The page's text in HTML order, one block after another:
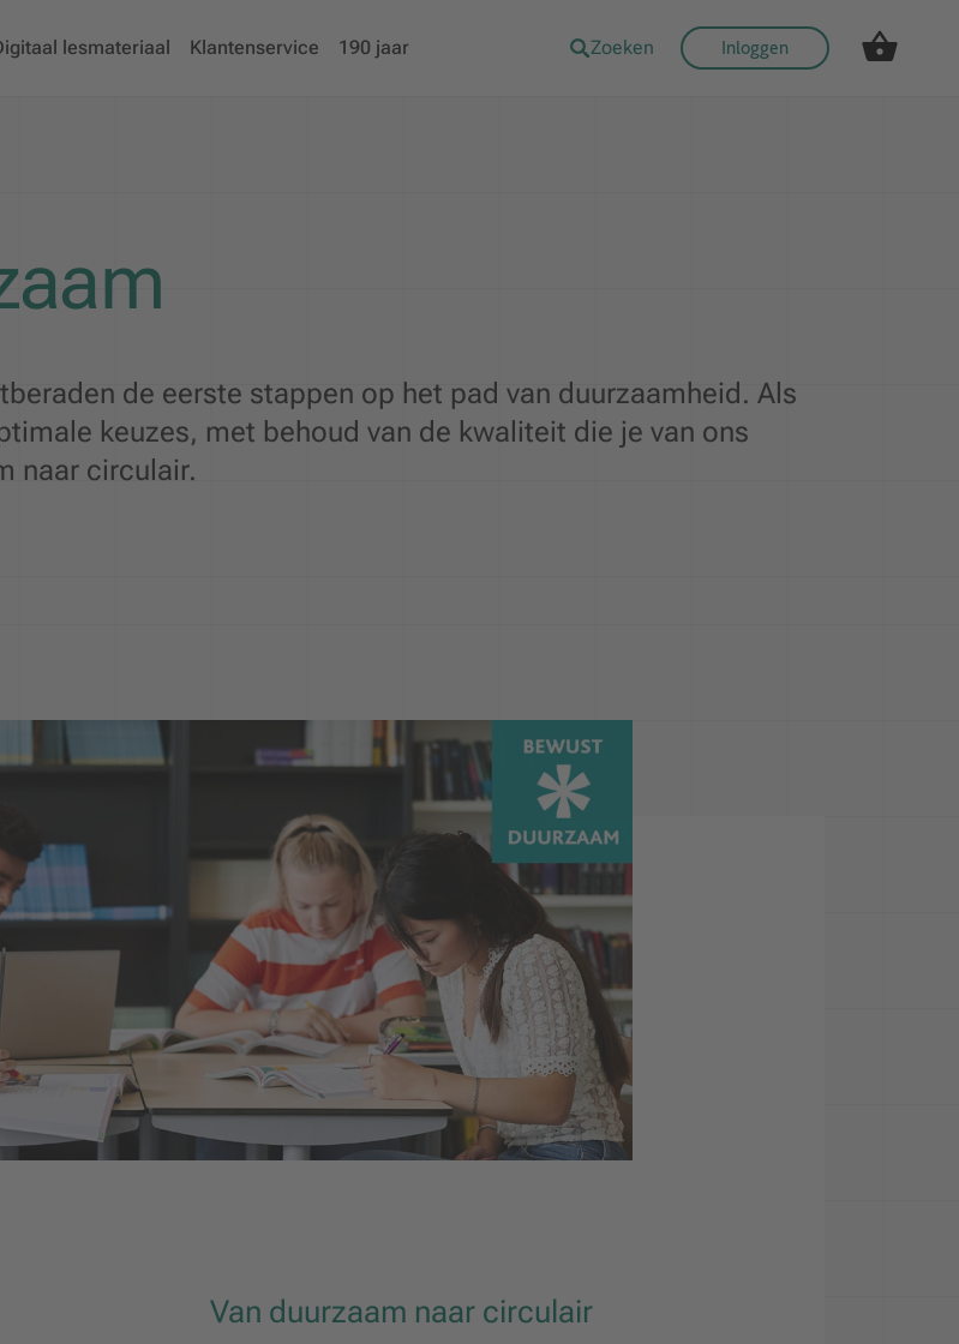
lesmateriaal Klantenservice 190 jaar Zoeken Inloggen
de eerste stappen op het pad van duurzaamheid. Als
keuzes, met behoud van de kwaliteit die je van ons
naar circulair.
Van duurzaam naar circulair